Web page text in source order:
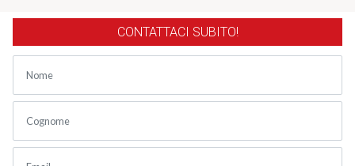
CONTATTACI SUBITO!